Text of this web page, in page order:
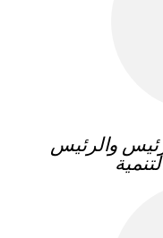
والرئيس